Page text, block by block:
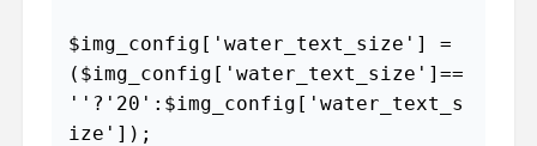
$img_config['water_text_size'] =
($img_config['water_text_size']==
''?'20':$img_config['water_text_s
ize']);